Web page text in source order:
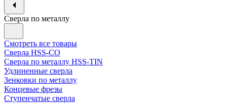
Сверла по металлу
Смотреть все товары
Сверла HSS-CO
Сверла по металлу HSS-TIN
Удлиненные сверла
Зенковки по металлу
Концевые фрезы
Ступенчатые сверла